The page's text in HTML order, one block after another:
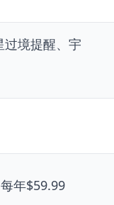
境提醒、宇
年$59.99